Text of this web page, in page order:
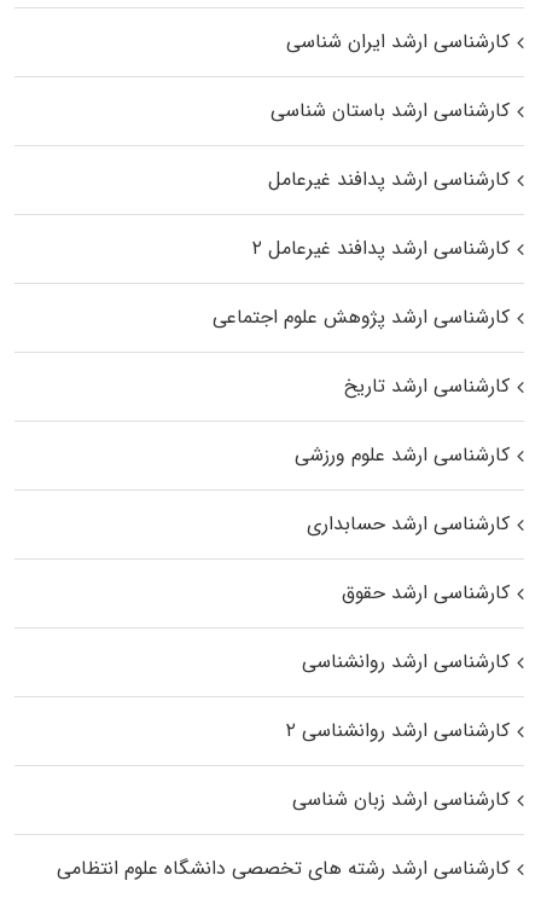
کارشناسی ارشد ایران شناسی
کارشناسی ارشد باستان شناسی
کارشناسی ارشد پدافند غیرعامل
کارشناسی ارشد پدافند غیرعامل ۲
کارشناسی ارشد پژوهش علوم اجتماعی
کارشناسی ارشد تاریخ
کارشناسی ارشد علوم ورزشی
کارشناسی ارشد حسابداری
کارشناسی ارشد حقوق
کارشناسی ارشد روانشناسی
کارشناسی ارشد روانشناسی ۲
کارشناسی ارشد زبان شناسی
کارشناسی ارشد رﺷﺘﻪ ﻫﺎی تخصصی داﻧﺸﮕﺎه ﻋﻠﻮم انتظامی